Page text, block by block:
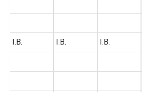
I.B. I.B. I.B.